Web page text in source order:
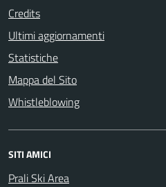
Credits
Ultimi aggiornamenti
Statistiche
Mappa del Sito
Whistleblowing
SITI AMICI
Prali Ski Area